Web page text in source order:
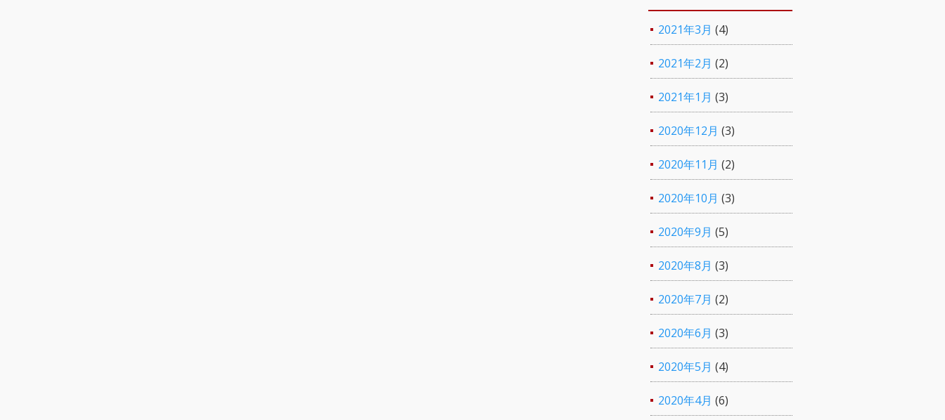
2021年3月 (4)
2021年2月 (2)
2021年1月 (3)
2020年12月 (3)
2020年11月 (2)
2020年10月 (3)
2020年9月 (5)
2020年8月 (3)
2020年7月 (2)
2020年6月 (3)
2020年5月 (4)
2020年4月 (6)